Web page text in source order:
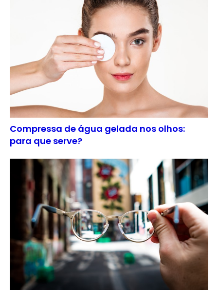
Compressa de água gelada nos olhos:
para que serve?